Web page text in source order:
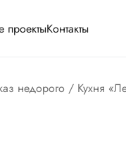
проектыКонтакты
недорого / Кухня